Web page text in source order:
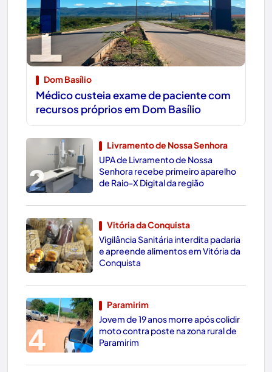
1
Dom Basílio
Médico custeia exame de paciente com
recursos próprios em Dom Basílio
2
Livramento de Nossa Senhora
UPA de Livramento de Nossa
Senhora recebe primeiro aparelho
de Raio-X Digital da região
3
Vitória da Conquista
Vigilância Sanitária interdita padaria
e apreende alimentos em Vitória da
Conquista
4
Paramirim
Jovem de 19 anos morre após colidir
moto contra poste na zona rural de
Paramirim